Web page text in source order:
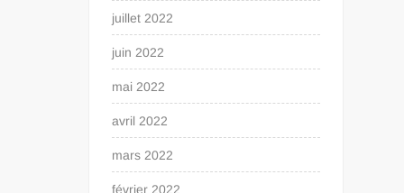
juillet 2022
juin 2022
mai 2022
avril 2022
mars 2022
février 2022